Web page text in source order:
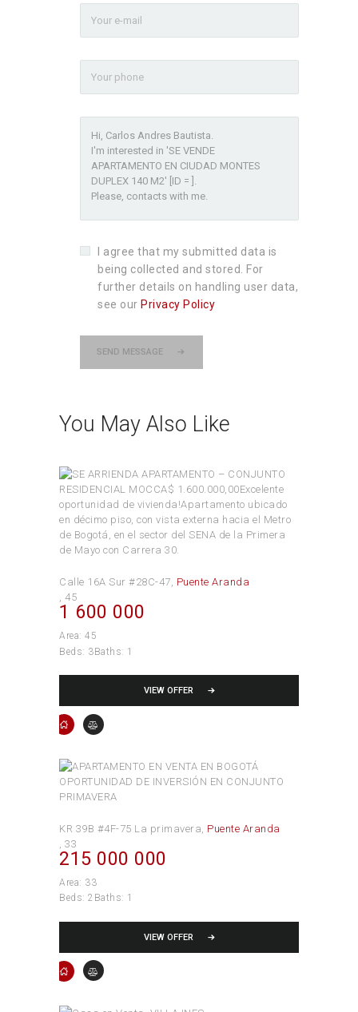
I agree that my submitted data is
being collected and stored. For
further details on handling user data,
see our Privacy Policy
SEND MESSAGE
You May Also Like
Calle 16A Sur #28C-47 Puente Aranda
45
1 600 000
Area: 45
Beds: 3Baths: 1
VIEW OFFER
KR 39B #4F-75 La primavera Puente Aranda
33
215 000 000
Area: 33
Beds: 2 Baths: 1
VIEW OFFER